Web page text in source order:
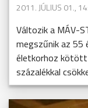
2011. JÚLIUS 01.,
Változik a MÁV-
megszűnik az
életkorhoz kötött
százalékkal